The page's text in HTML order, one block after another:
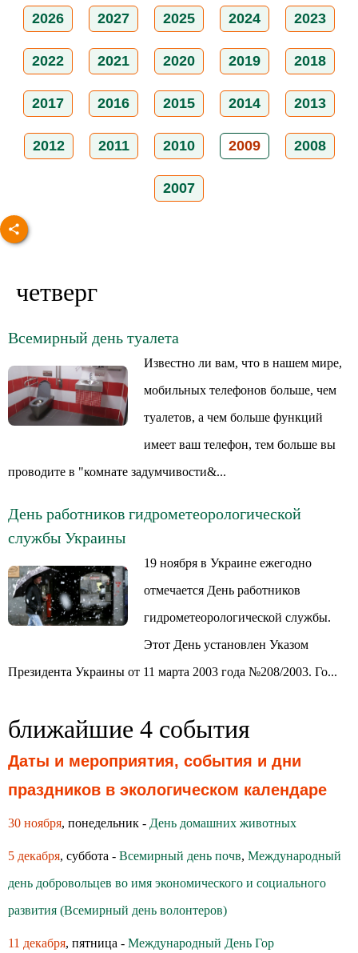
2026 2027 2025 2024 2023
2022 2021 2020 2019 2018
2017 2016 2015 2014 2013
2012 2011 2010 2009 2008
2007
четверг
Всемирный день туалета
Известно ли вам, что в нашем мире,
мобильных телефонов больше, чем
туалетов, а чем больше функций
имеет ваш телефон, тем больше вы
проводите в "комнате задумчивости&...
День работников гидрометеорологической
службы Украины
19 ноября в Украине ежегодно
отмечается День работников
гидрометеорологической службы.
Этот День установлен Указом
Президента Украины от 11 марта 2003 года №208/2003. Го...
ближайшие 4 события
Даты и мероприятия, события и дни
праздников в экологическом календаре
30 ноября, понедельник - День домашних животных
5 декабря, суббота - Всемирный день почв, Международный
день добровольцев во имя экономического и социального
развития (Всемирный день волонтеров)
11 декабря, пятница - Международный День Гор